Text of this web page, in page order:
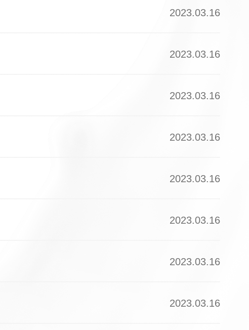
2023.03.16
2023.03.16
2023.03.16
2023.03.16
2023.03.16
2023.03.16
2023.03.16
2023.03.16